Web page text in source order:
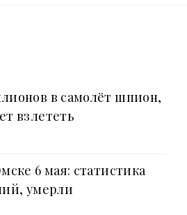
в самолёт шпион,
взлететь
6 мая: статистика
умерли